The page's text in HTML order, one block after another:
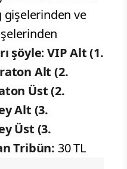
gişelerinden ve
şöyle:VIP Alt (1.
Alt (2.
Üst (2.
Alt (3.
Üst (3.
Tribün: 30 TL